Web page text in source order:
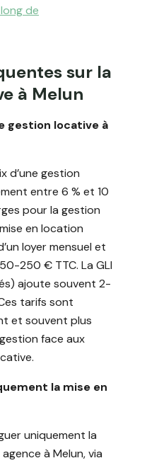
de
sur la
à Melun
gestion locative à
d’une gestion
entre 6 % et 10
pour la gestion
en location
loyer mensuel et
250 € TTC. La GLI
ajoute souvent 2-
tarifs sont
et souvent plus
face aux
la mise en
uniquement la
à Melun, via